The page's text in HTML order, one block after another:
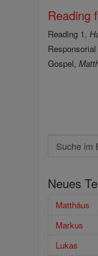
Reading
Reading 1,
Gospel,
Search
Suche
Bibel
Neues
Matthäus
Markus
Lukas